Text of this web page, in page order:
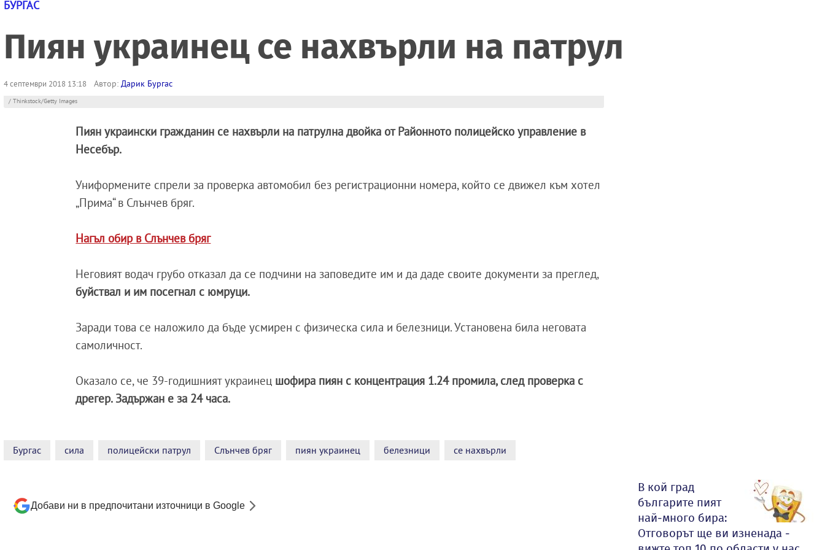
БУРГАС
Пиян украинец се нахвърли на патрул
4 септември 2018 13:18 Автор: Дарик Бургас
/ Thinkstock/Getty Images
Пиян украински гражданин се нахвърли на патрулна двойка от Районното полицейско управление в
Несебър.
Униформените спрели за проверка автомобил без регистрационни номера, който се движел към хотел
„Прима“ в Слънчев бряг.
Нагъл обир в Слънчев бряг
Неговият водач грубо отказал да се подчини на заповедите им и да даде своите документи за преглед,
буйствал и им посегнал с юмруци.
Заради това се наложило да бъде усмирен с физическа сила и белезници. Установена била неговата
самоличност.
Оказало се, че 39-годишният украинец шофира пиян с концентрация 1.24 промила, след проверка с
дрегер. Задържан е за 24 часа.
Бургас сила полицейски патрул Слънчев бряг пиян украинец белезници се нахвърли
Добави ни в предпочитани източници в Google
В кой град
българите пият
най-много бира:
Отговорът ще ви изненада -